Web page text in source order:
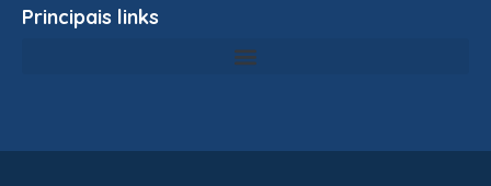
Principais links